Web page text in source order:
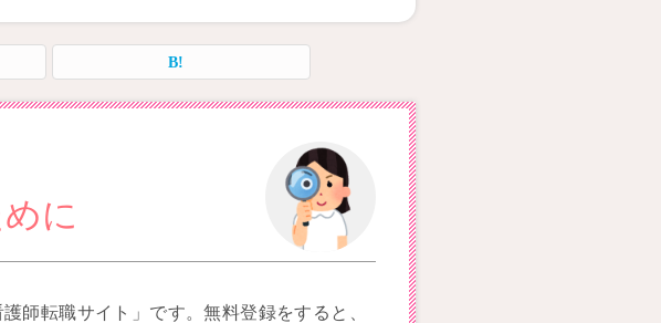
に
師転職サイト」です。無料登録をすると、